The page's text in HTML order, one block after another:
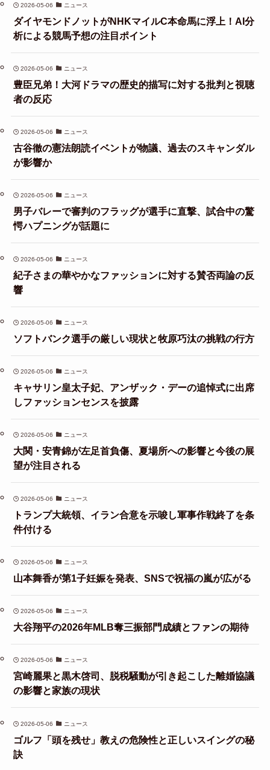
2026-05-06 ニュース
ダイヤモンドノットがNHKマイルC本命馬に浮上！AI分
析による競馬予想の注目ポイント
2026-05-06 ニュース
豊臣兄弟！大河ドラマの歴史的描写に対する批判と視聴
者の反応
2026-05-06 ニュース
古谷徹の憲法朗読イベントが物議、過去のスキャンダル
が影響か
2026-05-06 ニュース
男子バレーで審判のフラッグが選手に直撃、試合中の驚
愕ハプニングが話題に
2026-05-06 ニュース
紀子さまの華やかなファッションに対する賛否両論の反
響
2026-05-06 ニュース
ソフトバンク選手の厳しい現状と牧原巧汰の挑戦の行方
2026-05-06 ニュース
キャサリン皇太子妃、アンザック・デーの追悼式に出席
しファッションセンスを披露
2026-05-06 ニュース
大関・安青錦が左足首負傷、夏場所への影響と今後の展
望が注目される
2026-05-06 ニュース
トランプ大統領、イラン合意を示唆し軍事作戦終了を条
件付ける
2026-05-06 ニュース
山本舞香が第1子妊娠を発表、SNSで祝福の嵐が広がる
2026-05-06 ニュース
大谷翔平の2026年MLB奪三振部門成績とファンの期待
2026-05-06 ニュース
宮崎麗果と黒木啓司、脱税騒動が引き起こした離婚協議
の影響と家族の現状
2026-05-06 ニュース
ゴルフ「頭を残せ」教えの危険性と正しいスイングの秘
訣